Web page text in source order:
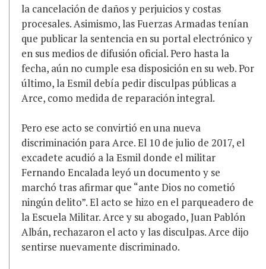
la cancelación de daños y perjuicios y costas
procesales. Asimismo, las Fuerzas Armadas tenían
que publicar la sentencia en su portal electrónico y
en sus medios de difusión oficial. Pero hasta la
fecha, aún no cumple esa disposición en su web. Por
último, la Esmil debía pedir disculpas públicas a
Arce, como medida de reparación integral.
Pero ese acto se convirtió en una nueva
discriminación para Arce. El 10 de julio de 2017, el
excadete acudió a la Esmil donde el militar
Fernando Encalada leyó un documento y se
marchó tras afirmar que “ante Dios no cometió
ningún delito”. El acto se hizo en el parqueadero de
la Escuela Militar. Arce y su abogado, Juan Pablón
Albán, rechazaron el acto y las disculpas. Arce dijo
sentirse nuevamente discriminado.